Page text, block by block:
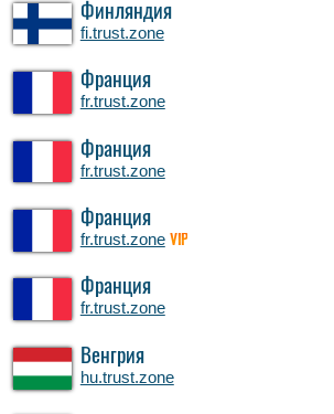
Финляндия
fi.trust.zone
Франция
fr.trust.zone
Франция
fr.trust.zone
Франция
fr.trust.zone VIP
Франция
fr.trust.zone
Венгрия
hu.trust.zone